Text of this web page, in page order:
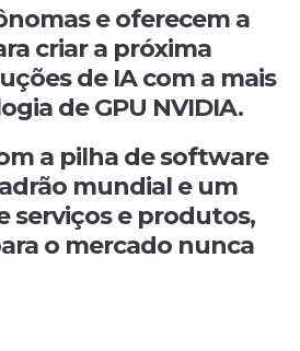
e oferecem a
criar a próxima
de IA com a mais
de GPU NVIDIA.
a pilha de software
mundial e um
serviços e produtos,
o mercado nunca